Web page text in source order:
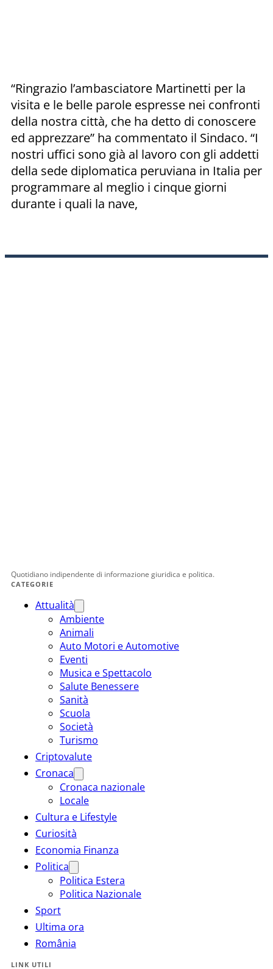
“Ringrazio l’ambasciatore Martinetti per la
visita e le belle parole espresse nei confronti
della nostra città, che ha detto di conoscere
ed apprezzare” ha commentato il Sindaco. “I
nostri uffici sono già al lavoro con gli addetti
della sede diplomatica peruviana in Italia per
programmare al meglio i cinque giorni
durante i quali la nave,
Quotidiano indipendente di informazione giuridica e politica.
CATEGORIE
Attualità
Ambiente
Animali
Auto Motori e Automotive
Eventi
Musica e Spettacolo
Salute Benessere
Sanità
Scuola
Società
Turismo
Criptovalute
Cronaca
Cronaca nazionale
Locale
Cultura e Lifestyle
Curiosità
Economia Finanza
Politica
Politica Estera
Politica Nazionale
Sport
Ultima ora
România
LINK UTILI